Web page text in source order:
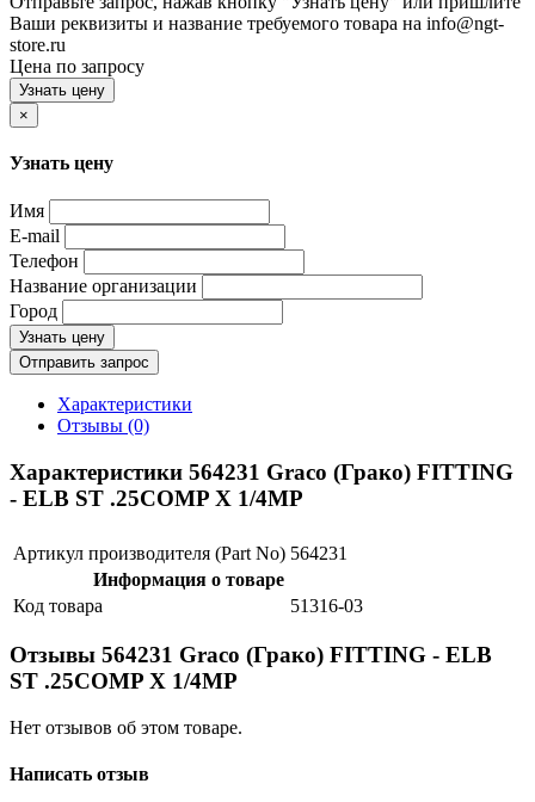
Ваши реквизиты и название требуемого товара на info@ngt-
store.ru
Цена по запросу
Узнать цену
×
Узнать цену
Имя
E-mail
Телефон
Название организации
Город
Узнать цену
Отправить запрос
Характеристики
Отзывы (0)
Характеристики 564231 Graco (Грако) FITTING
- ELB ST .25COMP X 1/4MP
Артикул производителя (Part No) 564231
Информация о товаре
Код товара
51316-03
Отзывы 564231 Graco (Грако) FITTING - ELB
ST .25COMP X 1/4MP
Нет отзывов об этом товаре.
Написать отзыв